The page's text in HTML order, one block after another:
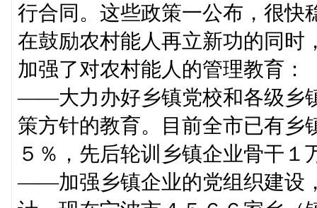
行合同。这些政策一公布，很快
在鼓励农村能人再立新功的同时
加强了对农村能人的管理教育：
——大力办好乡镇党校和各级乡
策方针的教育。目前全市已有乡
５％，先后轮训乡镇企业骨干１
——加强乡镇企业的党组织建设